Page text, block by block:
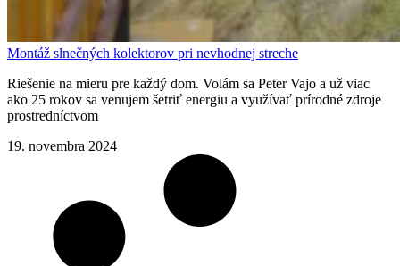
Montáž slnečných kolektorov pri nevhodnej streche
Riešenie na mieru pre každý dom. Volám sa Peter Vajo a už viac
ako 25 rokov sa venujem šetriť energiu a využívať prírodné zdroje
prostredníctvom
19. novembra 2024